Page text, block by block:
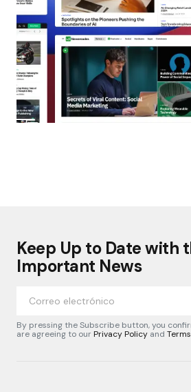
Keep Up to Date with
Important News
By pressing the Subscribe button, you
are agreeing to ourPrivacy Policy and